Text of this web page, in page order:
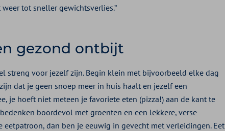
tot sneller gewichtsverlies.”
gezond ontbijt
streng voor jezelf zijn. Begin klein met bijvoorbeeld elke dag
dat je geen snoep meer in huis haalt en jezelf een
je hoeft niet meteen je favoriete eten (pizza!) aan de kant te
boordevol met groenten en een lekkere, verse
dan ben je eeuwig in gevecht met verleidingen. Eet